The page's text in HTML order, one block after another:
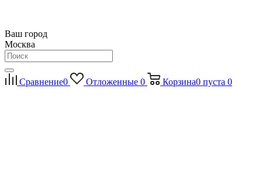
Ваш город
Москва
Сравнение0 Отложенные 0 Корзина0 пуста 0